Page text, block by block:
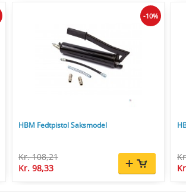
HBM Fedtpistol Saksmodel
Kr. 108,21
Kr. 98,33
-10%